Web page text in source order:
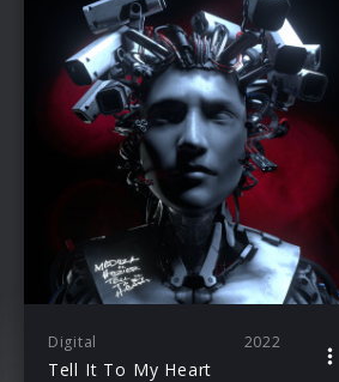
Digital 2022
Tell It To My Heart